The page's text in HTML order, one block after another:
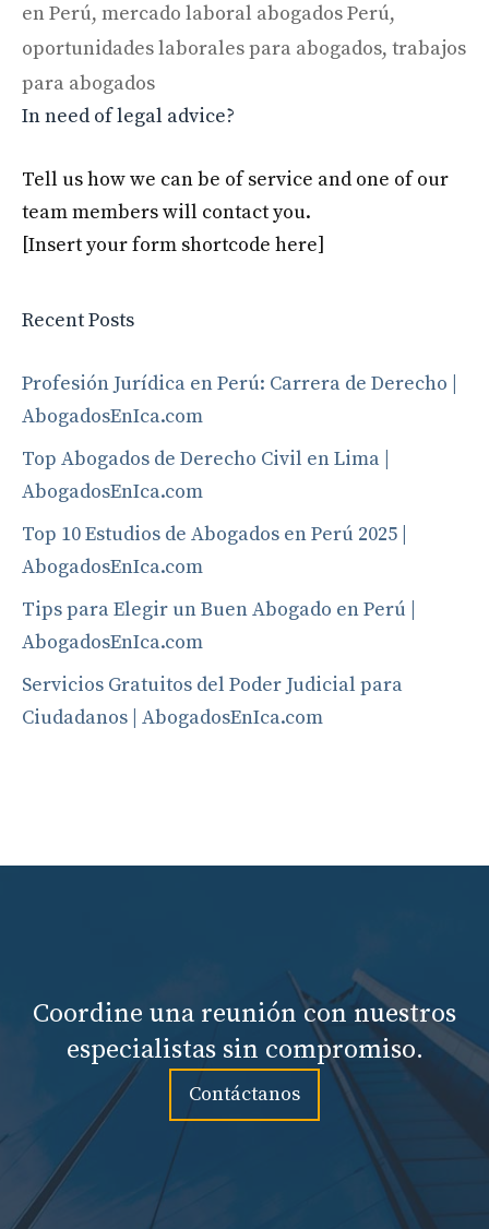
en Perú, mercado laboral abogados Perú,
oportunidades laborales para abogados, trabajos
para abogados
In need of legal advice?
Tell us how we can be of service and one of our
team members will contact you.
[Insert your form shortcode here]
Recent Posts
Profesión Jurídica en Perú: Carrera de Derecho |
AbogadosEnIca.com
Top Abogados de Derecho Civil en Lima |
AbogadosEnIca.com
Top 10 Estudios de Abogados en Perú 2025 |
AbogadosEnIca.com
Tips para Elegir un Buen Abogado en Perú |
AbogadosEnIca.com
Servicios Gratuitos del Poder Judicial para
Ciudadanos | AbogadosEnIca.com
Coordine una reunión con nuestros
especialistas sin compromiso.
Contáctanos